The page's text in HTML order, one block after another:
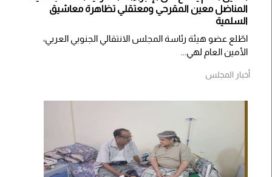
المناضل معين المقرحي ومعتقلي تظاهرة معاشيق
السلمية
اطّلع عضو هيئة رئاسة المجلس الانتقالي الجنوبي العربي،
الأمين العام لهي...
أخبار المجلس